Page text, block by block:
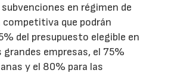
en régimen de
competitiva que podrán
del presupuesto elegible en
grandes empresas, el 75%
y el 80% para las